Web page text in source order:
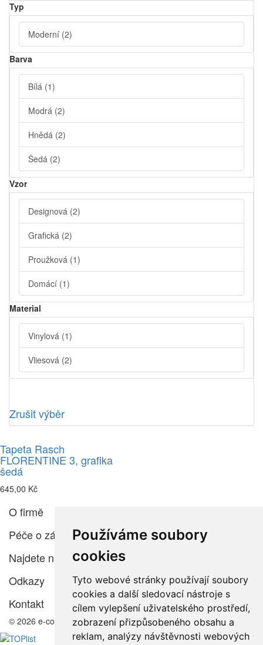
Používáme soubory
cookies
Tyto webové stránky používají soubory
cookies a další sledovací nástroje s
cílem vylepšení uživatelského prostředí,
zobrazení přizpůsobeného obsahu a
reklam, analýzy návštěvnosti webových
Typ
Moderní (2)
Barva
Bílá (1)
Modrá (2)
Hnědá (2)
Šedá (2)
Vzor
Designová (2)
Grafická (2)
Proužková (1)
Domácí (1)
Material
Vinylová (1)
Vliesová (2)
Zrušit výběr
Tapeta Rasch
FLORENTINE 3, grafika
šedá
645,00 Kč
O firmě
Péče o zákazníka
Najdete nás
Odkazy
Kontakt
© 2026 e-color.cz